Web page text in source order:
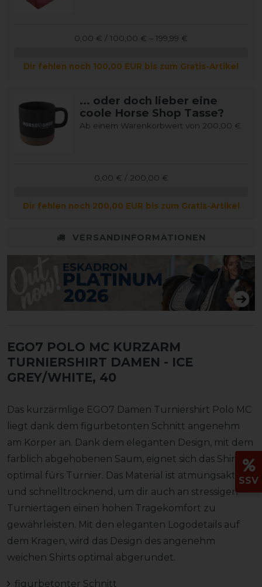
0,00 € / 100,00 € – 199,99 €
Dir fehlen noch 100,00 EUR bis zum Gratis-Artikel
... oder doch lieber eine
coole Horse Shop Tasse?
Ab einem Warenkorbwert von 200,00 €
0,00 € / 200,00 €
Dir fehlen noch 200,00 EUR bis zum Gratis-Artikel
VERSANDINFORMATIONEN
EGO7 POLO MC KURZARM
TURNIERSHIRT DAMEN - ICE
GREY/WHITE, 40
Das kurzärmlige EGO7 Damen Turniershirt Polo MC
liegt dank dem figurbetonten Schnitt angenehm
am Körper an. Dank dem eleganten Design, mit dem
farblich abgehobenen Saum, eignet sich das Shirt
optimal fürs Turnier. Das Material ist atmungsaktiv
und schnelltrocknend, um dir auch an stressigen
Turniertagen einen hohen Tragekomfort zu
gewährleisten. Mit den eleganten Logodetails auf
dem Kragen, wird das Design des angenehm
weichen Shirts optimal abgerundet.
figurbetonter Schnitt
SSV